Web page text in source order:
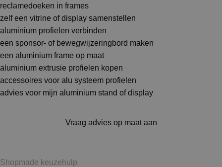
reclamedoeken in frames
zelf een vitrine of display samenstellen
aluminium profielen verbinden
een sponsor- of bewegwijzeringbord maken
een aluminium frame op maat
aluminium extrusie profielen kopen
accessoires voor alu systeem profielen
advies voor mijn aluminium stand of display
Vraag advies op maat aan
Shopmade keuzehulp